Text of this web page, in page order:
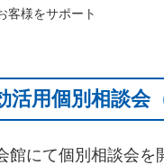
客様をサポート
用個別相談会
館にて個別相談会